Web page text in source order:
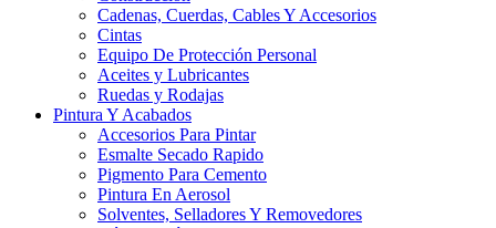
Cadenas, Cuerdas, Cables Y Accesorios
Cintas
Equipo De Protección Personal
Aceites y Lubricantes
Ruedas y Rodajas
Pintura Y Acabados
Accesorios Para Pintar
Esmalte Secado Rapido
Pigmento Para Cemento
Pintura En Aerosol
Solventes, Selladores Y Removedores